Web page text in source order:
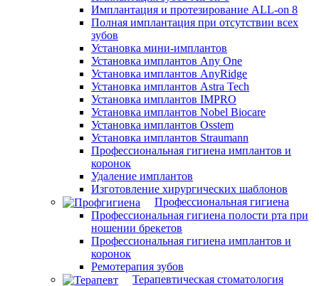
Имплантация и протезирование ALL-on 8
Полная имплантация при отсутствии всех
зубов
Установка мини-имплантов
Установка имплантов Any One
Установка имплантов AnyRidge
Установка имплантов Astra Tech
Установка имплантов IMPRO
Установка имплантов Nobel Biocare
Установка имплантов Osstem
Установка имплантов Straumann
Профессиональная гигиена имплантов и
коронок
Удаление имплантов
Изготовление хирургических шаблонов
Профессиональная гигиена
Профессиональная гигиена полости рта при
ношении брекетов
Профессиональная гигиена имплантов и
коронок
Ремотерапия зубов
Терапевтическая стоматология